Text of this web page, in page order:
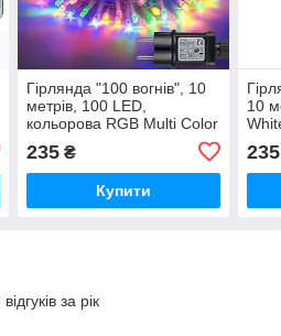
Гірлянда "100 вогнів", 10
метрів, 100 LED,
кольорова RGB Multi Color
235₴
Купити
10
235
за рік